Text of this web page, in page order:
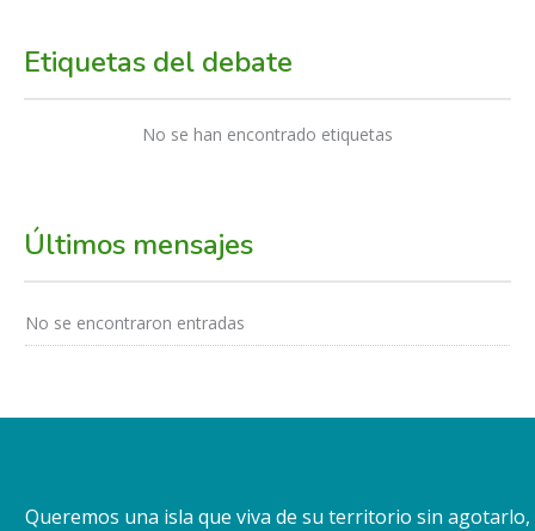
Etiquetas del debate
No se han encontrado etiquetas
Últimos mensajes
No se encontraron entradas
Queremos una isla que viva de su territorio sin